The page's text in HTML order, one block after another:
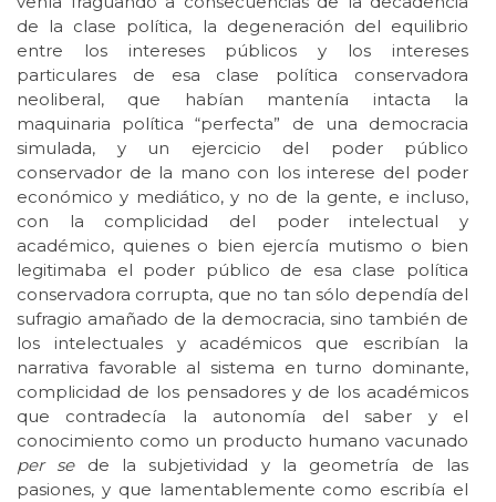
de la clase política, la degeneración del equilibrio
entre los intereses públicos y los intereses
particulares de esa clase política conservadora
neoliberal, que habían mantenía intacta la
maquinaria política “perfecta” de una democracia
simulada, y un ejercicio del poder público
conservador de la mano con los interese del poder
económico y mediático, y no de la gente, e incluso,
con la complicidad del poder intelectual y
académico, quienes o bien ejercía mutismo o bien
legitimaba el poder público de esa clase política
conservadora corrupta, que no tan sólo dependía del
sufragio amañado de la democracia, sino también de
los intelectuales y académicos que escribían la
narrativa favorable al sistema en turno dominante,
complicidad de los pensadores y de los académicos
que contradecía la autonomía del saber y el
conocimiento como un producto humano vacunado
per sede la subjetividad y la geometría de las
pasiones, y que lamentablemente como escribía el